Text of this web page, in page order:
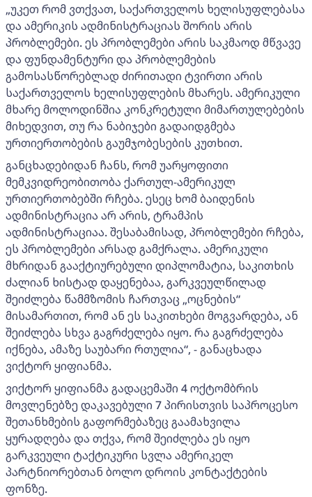
„უკეთ რომ ვთქვათ, საქართველოს ხელისუფლებასა
და ამერიკის ადმინისტრაციას შორის არის
პრობლემები. ეს პრობლემები არის საკმაოდ მწვავე
და ფუნდამენტური და პრობლემების
გამოსასწორებლად ძირითადი ტვირთი არის
საქართველოს ხელისუფლების მხარეს. ამერიკული
მხარე მოლოდინშია კონკრეტული მიმართულებების
მიხედვით, თუ რა ნაბიჯები გადაიდგმება
ურთიერთობების გაუმჯობესების კუთხით.
განცხადებიდან ჩანს, რომ უარყოფითი
მემკვიდრეობითობა ქართულ-ამერიკულ
ურთიერთობებში რჩება. ესეც ხომ ბაიდენის
ადმინისტრაცია არ არის, ტრამპის
ადმინისტრაციაა. შესაბამისად, პრობლემები რჩება,
ეს პრობლემები არსად გამქრალა. ამერიკული
მხრიდან გააქტიურებული დიპლომატია, საკითხის
ძალიან ხისტად დაყენებაა, გარკვეულწილად
შეიძლება წამმზომის ჩართვაც „ოცნების“
მისამართით, რომ ან ეს საკითხები მოგვარდება, ან
შეიძლება სხვა გაგრძელება იყო. რა გაგრძელება
იქნება, ამაზე საუბარი რთულია“, - განაცხადა
ვიქტორ ყიფიანმა.
ვიქტორ ყიფიანმა გადაცემაში 4 ოქტომბრის
მოვლენებზე დაკავებული 7 პირისთვის საპროცესო
შეთანხმების გაფორმებაზეც გაამახვილა
ყურადღება და თქვა, რომ შეიძლება ეს იყო
გარკვეული ტაქტიკური სვლა ამერიკელ
პარტნიორებთან ბოლო დროის კონტაქტების
ფონზე.